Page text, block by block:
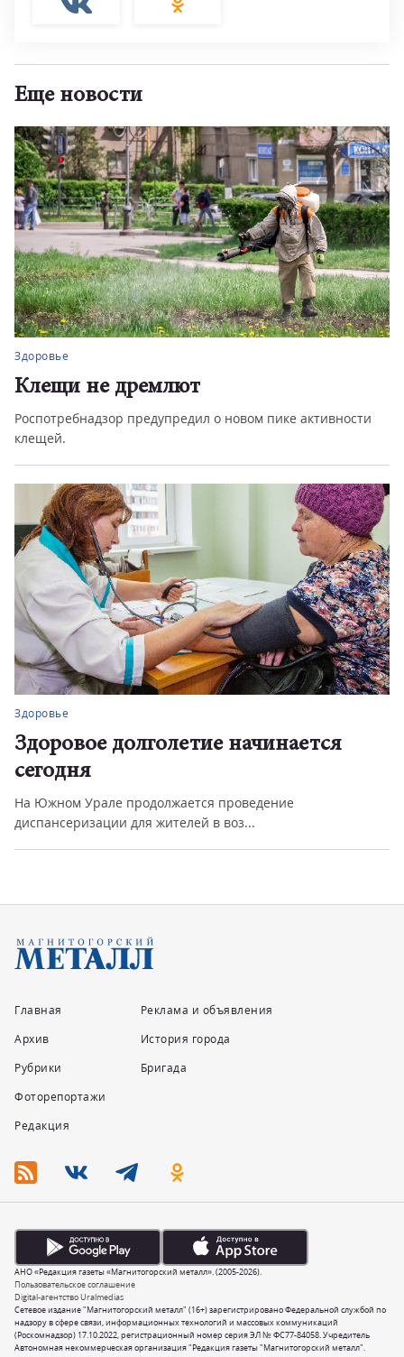
Еще новости
Здоровье
Клещи не дремлют
Роспотребнадзор предупредил о новом пике активности
клещей.
Здоровье
Здоровое долголетие начинается
сегодня
На Южном Урале продолжается проведение
диспансеризации для жителей в воз...
Главная
Архив
Рубрики
Фоторепортажи
Редакция
Реклама и объявления
История города
Бригада
Сетевое издание "Магнитогорский металл" (16+) зарегистрировано Федеральной службой по
надзору в сфере связи, информационных технологий и массовых коммуникаций
(Роскомнадзор) 17.10.2022, регистрационный номер серия ЭЛ № ФС77-84058. Учредитель
Автономная некоммерческая организация "Редакция газеты "Магнитогорский металл".
Пользовательское соглашение
Digital-агентство Uralmedias
АНО «Редакция газеты «Магнитогорский металл». (2005-2026).